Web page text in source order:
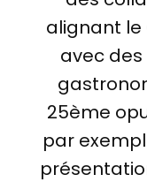
alignant
avec
25ème
par